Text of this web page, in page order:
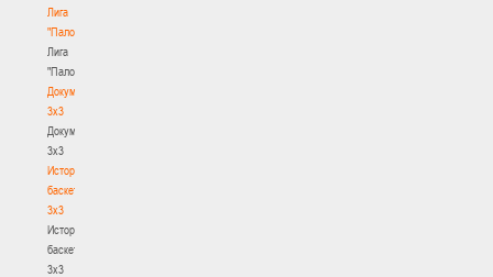
Лига
"Палова"
Лига
"Палова"
Документы
3х3
Документы
3х3
История
баскетбола
3х3
История
баскетбола
3х3